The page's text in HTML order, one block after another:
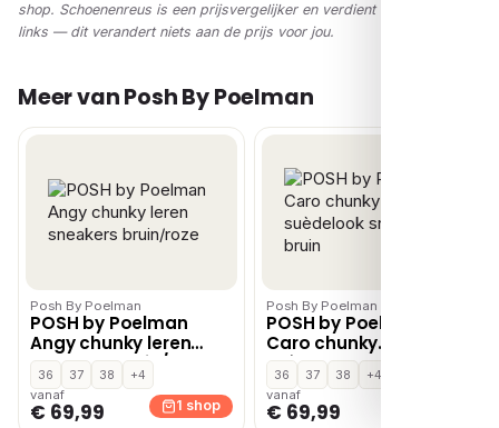
shop. Schoenenreus is een prijsvergelijker en verdient via affiliate-
links — dit verandert niets aan de prijs voor jou.
Meer van Posh By Poelman
Posh By Poelman
POSH by Poelman
Angy chunky leren
sneakers bruin/roze
36 37 38
+4
vanaf
€ 69,99 1 shop
Posh By Poelman
POSH by Poelman
Caro chunky
suèdelook sneakers
bruin
36 37 38
+4
vanaf
€ 69,99